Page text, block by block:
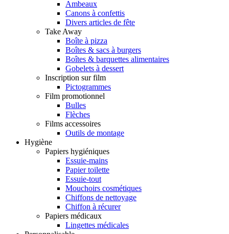
Ambeaux
Canons à confettis
Divers articles de fête
Take Away
Boîte à pizza
Boîtes & sacs à burgers
Boîtes & barquettes alimentaires
Gobelets à dessert
Inscription sur film
Pictogrammes
Film promotionnel
Bulles
Flèches
Films accessoires
Outils de montage
Hygiène
Papiers hygiéniques
Essuie-mains
Papier toilette
Essuie-tout
Mouchoirs cosmétiques
Chiffons de nettoyage
Chiffon à récurer
Papiers médicaux
Lingettes médicales